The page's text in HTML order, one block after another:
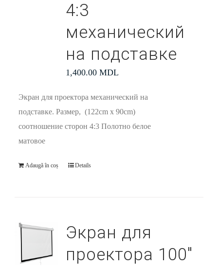
4:3
механический
на подставке
1,400.00 MDL
Экран для проектора механический на
подставке. Размер, (122cm x 90cm)
соотношение сторон 4:3 Полотно белое
матовое
Adaugă în coș Details
Экран для
проектора 100″